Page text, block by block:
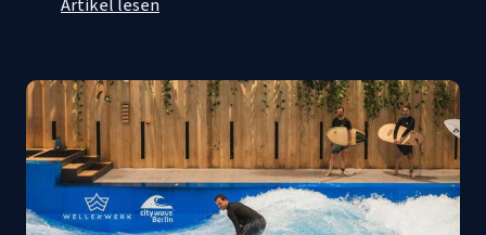
Artikel lesen